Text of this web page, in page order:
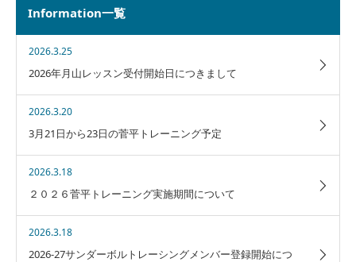
Information一覧
2026.3.25
2026年月山レッスン受付開始日につきまして
2026.3.20
3月21日から23日の菅平トレーニング予定
2026.3.18
２０２６菅平トレーニング実施期間について
2026.3.18
2026-27サンダーボルトレーシングメンバー登録開始につ